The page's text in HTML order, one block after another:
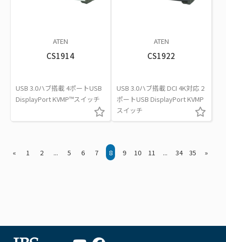
ATEN
CS1914
USB 3.0ハブ搭載 4ポートUSB
DisplayPort KVMP™スイッチ
ATEN
CS1922
USB 3.0ハブ搭載 DCI 4K対応 2
ポートUSB DisplayPort KVMP
スイッチ
« 1 2 ... 5 6 7 8 9 10 11 ... 34 35 »